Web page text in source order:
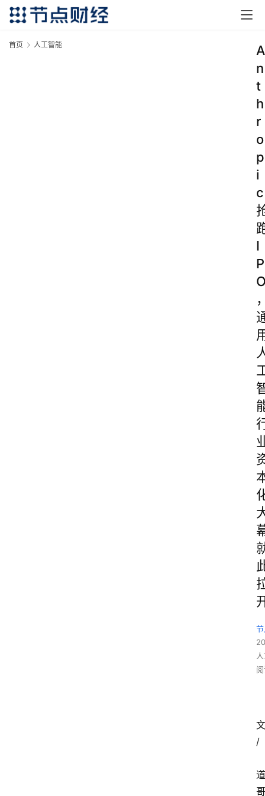
首页 人工智能
A
n
t
h
r
o
p
i
c
I
P
文
/
道
哥